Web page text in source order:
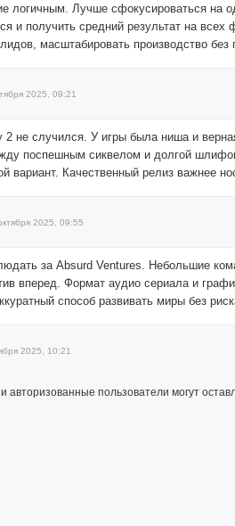
логичным. Лучше сфокусироваться на
и получить средний результат на всех
масштабировать производство без
2025, 09:21
не случился. У игры была ниша и
поспешным сиквелом и долгой
вариант. Качественный релиз важнее
2025, 09:55
за Absurd Ventures. Небольшие
вперед. Формат аудио сериала и
способ развивать миры без
2025, 10:21
авторизованные пользователи могут